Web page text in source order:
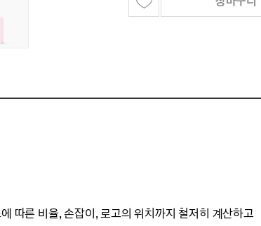
따른 비율, 손잡이, 로고의 위치까지 철저히 계산하고